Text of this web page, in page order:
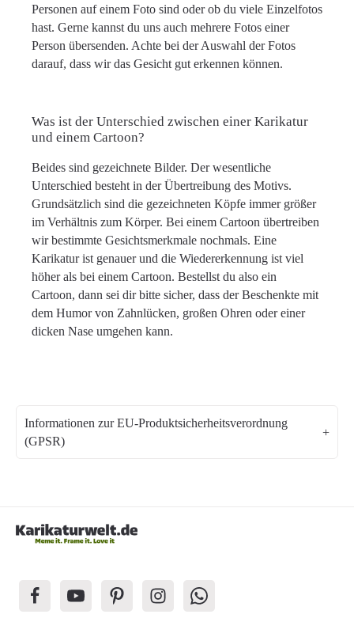
Personen auf einem Foto sind oder ob du viele Einzelfotos
hast. Gerne kannst du uns auch mehrere Fotos einer
Person übersenden. Achte bei der Auswahl der Fotos
darauf, dass wir das Gesicht gut erkennen können.
Was ist der Unterschied zwischen einer Karikatur
und einem Cartoon?
Beides sind gezeichnete Bilder. Der wesentliche
Unterschied besteht in der Übertreibung des Motivs.
Grundsätzlich sind die gezeichneten Köpfe immer größer
im Verhältnis zum Körper. Bei einem Cartoon übertreiben
wir bestimmte Gesichtsmerkmale nochmals. Eine
Karikatur ist genauer und die Wiedererkennung ist viel
höher als bei einem Cartoon. Bestellst du also ein
Cartoon, dann sei dir bitte sicher, dass der Beschenkte mit
dem Humor von Zahnlücken, großen Ohren oder einer
dicken Nase umgehen kann.
Informationen zur EU-Produktsicherheitsverordnung
(GPSR)